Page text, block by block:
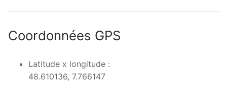
Coordonnées GPS
Latitude x longitude :
48.610136, 7.766147